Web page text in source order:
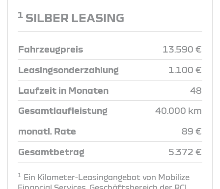
1 SILBER LEASING
Fahrzeugpreis 13.590 €
Leasingsonderzahlung 1.100 €
Laufzeit in Monaten 48
Gesamtlaufleistung 40.000 km
monatl. Rate 89 €
Gesamtbetrag 5.372 €
1
Ein Kilometer-Leasingangebot von Mobilize